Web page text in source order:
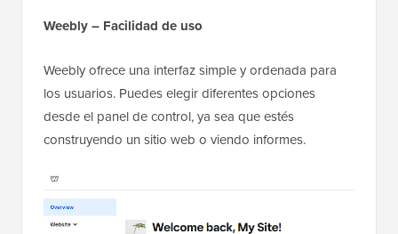
Weebly – Facilidad de uso
Weebly ofrece una interfaz simple y ordenada para
los usuarios. Puedes elegir diferentes opciones
desde el panel de control, ya sea que estés
construyendo un sitio web o viendo informes.